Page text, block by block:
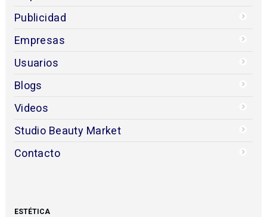
Publicidad
Empresas
Usuarios
Blogs
Videos
Studio Beauty Market
Contacto
ESTÉTICA